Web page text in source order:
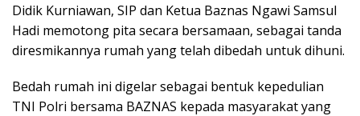
Didik Kurniawan, SIP dan Ketua Baznas Ngawi Samsul
Hadi memotong pita secara bersamaan, sebagai tanda
diresmikannya rumah yang telah dibedah untuk dihuni.
Bedah rumah ini digelar sebagai bentuk kepedulian
TNI Polri bersama BAZNAS kepada masyarakat yang